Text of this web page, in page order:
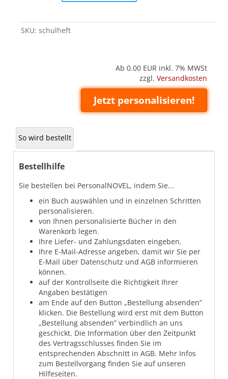
SKU:schulheft
Ab 0.00 EUR inkl. 7% MWSt
zzgl. Versandkosten
Jetzt personalisieren!
So wird bestellt
Bestellhilfe
Sie bestellen bei PersonalNOVEL, indem Sie...
ein Buch auswählen und in einzelnen Schritten
personalisieren.
von Ihnen personalisierte Bücher in den
Warenkorb legen.
Ihre Liefer- und Zahlungsdaten eingeben.
Ihre E-Mail-Adresse angeben, damit wir Sie per
E-Mail über Datenschutz und AGB informieren
können.
auf der Kontrollseite die Richtigkeit Ihrer
Angaben bestätigen
am Ende auf den Button „Bestellung absenden”
klicken. Die Bestellung wird erst mit dem Button
„Bestellung absenden” verbindlich an uns
geschickt. Die Information über den Zeitpunkt
des Vertragsschlusses finden Sie im
entsprechenden Abschnitt in AGB. Mehr Infos
zum Bestellvorgang finden Sie auf unseren
Hilfeseiten.